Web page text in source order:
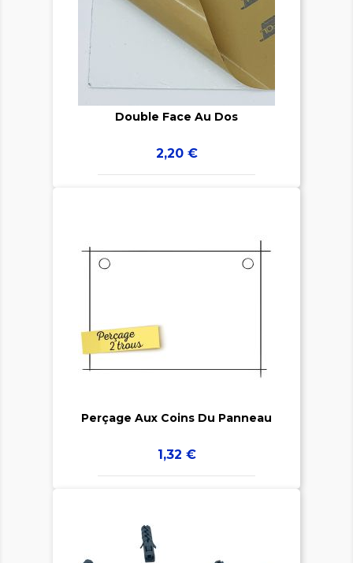

Double Face Au Dos
Prix
2,20 €
Perçage Aux Coins Du Panneau
Prix
1,32 €